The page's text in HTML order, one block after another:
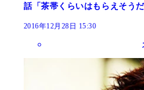
話「茶帯くらいはもらえそう
2016年12月28日 15:30